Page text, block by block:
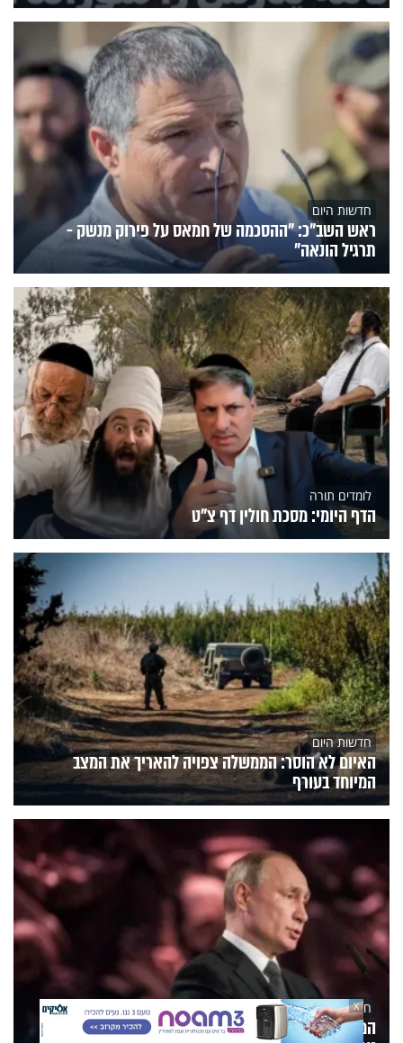
חדשות היום
ראש השב"כ: "ההסכמה של חמאס על פירוק מנשק -
תרגיל הונאה"
לומדים תורה
הדף היומי: מסכת חולין דף צ"ט
חדשות היום
האיום לא הוסר: הממשלה צפויה להאריך את המצב
המיוחד בעורף
חדשות היום
המודיעין האמריקני: רוסיה עלולה "לבחון" את כוחה של
X